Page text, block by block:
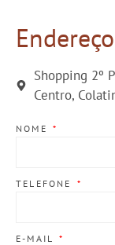
Endereço
Shopping 2º
Centro,
NOME
TELEFONE
E-MAIL